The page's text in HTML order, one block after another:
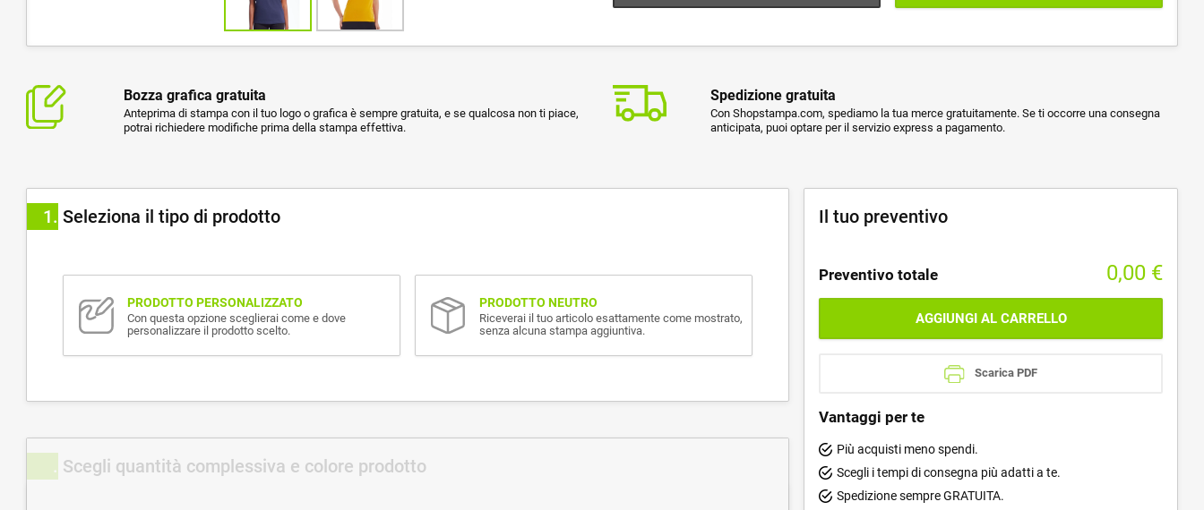
Bozza grafica gratuita
Anteprima di stampa con il tuo logo o grafica è sempre gratuita, e se qualcosa non ti piace,
potrai richiedere modifiche prima della stampa effettiva.
Spedizione gratuita
Con Shopstampa.com, spediamo la tua merce gratuitamente. Se ti occorre una consegna
anticipata, puoi optare per il servizio express a pagamento.
1 Seleziona il tipo di prodotto
PRODOTTO PERSONALIZZATO
Con questa opzione sceglierai come e dove
personalizzare il prodotto scelto.
PRODOTTO NEUTRO
Riceverai il tuo articolo esattamente come mostrato,
senza alcuna stampa aggiuntiva.
Scegli quantità complessiva e colore prodotto
Il tuo preventivo
Preventivo totale 0,00 €
AGGIUNGI AL CARRELLO
Scarica PDF
Vantaggi per te
Più acquisti meno spendi.
Scegli i tempi di consegna più adatti a te.
Spedizione sempre GRATUITA.